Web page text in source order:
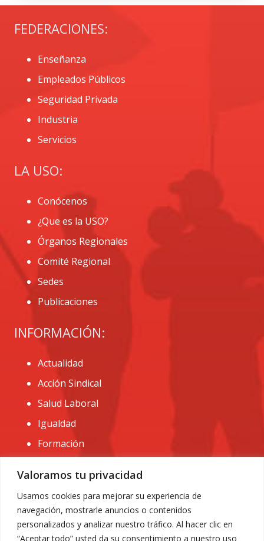
Valoramos tu privacidad
Usamos cookies para mejorar su experiencia de
navegación, mostrarle anuncios o contenidos
personalizados y analizar nuestro tráfico. Al hacer clic en
“Aceptar todo” usted da su consentimiento a nuestro uso
FEDERACIONES:
Enseñanza
Empleados Públicos
Seguridad Privada
Industria
Servicios
LA USO:
Conócenos
¿Que es la USO?
Órganos Regionales
Comité Regional
Sedes
Publicaciones
INFORMACIÓN:
Actualidad
Acción Sindical
Salud Laboral
Igualdad
Formación
CONTACTO:
administracion@usomurcia.org
968 25 01 20
C/ Huerto de las bombas nº6. 30009 Murcia